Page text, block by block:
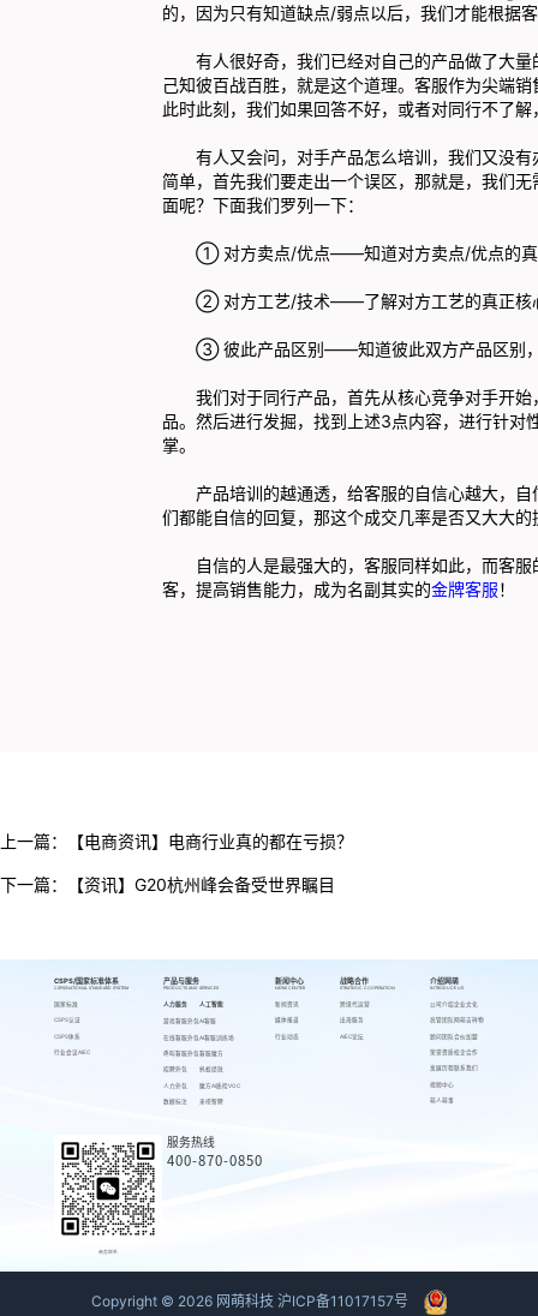
的，因为只有知道缺点/弱点以后，我们才能根据
有人很好奇，我们已经对自己的产品做了大
己知彼百战百胜，就是这个道理。客服作为尖端
此时此刻，我们如果回答不好，或者对同行不了
有人又会问，对手产品怎么培训，我们又没
简单，首先我们要走出一个误区，那就是，我们
面呢？下面我们罗列一下：
① 对方卖点/优点——知道对方卖点/优点的真
② 对方工艺/技术——了解对方工艺的真正核
③ 彼此产品区别——知道彼此双方产品区别
我们对于同行产品，首先从核心竞争对手开
品。然后进行发掘，找到上述3点内容，进行针对
掌。
产品培训的越通透，给客服的自信心越大，
们都能自信的回复，那这个成交几率是否又大大的
自信的人是最强大的，客服同样如此，而客
客，提高销售能力，成为名副其实的金牌客服！
上一篇： 【电商资讯】电商行业真的都在亏损？
下一篇： 【资讯】G20杭州峰会备受世界瞩目
CSPS/国家标准体系
CSPS/NATIONAL STANDARD SYSTEM
国家标准
CSPS认证
CSPS体系
行业会议AIEC
产品与服务
PRODUCTS AND SERVICES
人力服务
游戏客服外包
在线客服外包
呼叫客服外包
招聘外包
人力外包
数据标注
人工智能
AI客服
AI客服训练场
客服魔方
蚂蚁绩效
魔方AI质检VOC
来呗智聘
新闻中心
NEWS CENTER
新闻资讯
媒体报道
行业动态
战略合作
STRATEGIC COOPERATION
跨境代运营
出海服务
AIEC论坛
介绍网萌
INTRODUCE US
公司介绍
高管团队
顾问团队
荣誉资质
发展历程
视频中心
萌人萌事
企业文化
网萌吉祥物
合伙加盟
校企合作
联系我们
商务联系
服务热线
400-870-0850
Copyright © 2026 网萌科技 沪ICP备11017157号